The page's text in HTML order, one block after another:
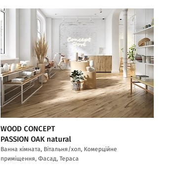
WOOD CONCEPT
PASSION OAK natural
Ванна кімната, Вітальня/хол, Комерційне
приміщення, Фасад, Тераса